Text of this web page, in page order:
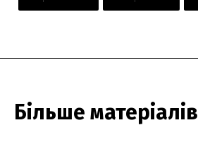
Більше матеріалів